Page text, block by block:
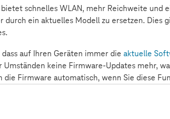
schnelles WLAN, mehr Reichweite und
durch ein aktuelles Modell zu ersetzen. Dies
auf Ihren Geräten immer die aktuelle
keine Firmware-Updates mehr,
die Firmware automatisch, wenn Sie diese